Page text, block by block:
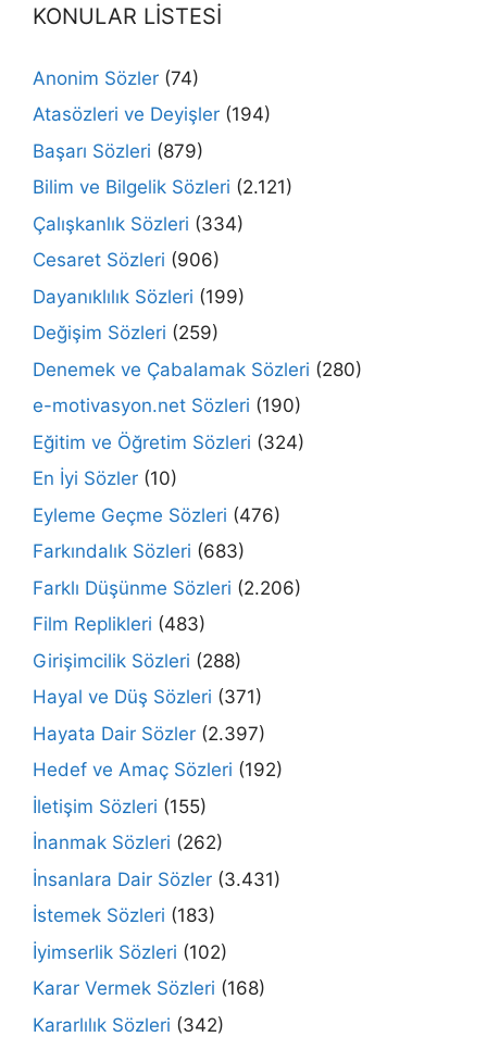
KONULAR LİSTESİ
Anonim Sözler (74)
Atasözleri ve Deyişler (194)
Başarı Sözleri (879)
Bilim ve Bilgelik Sözleri (2.121)
Çalışkanlık Sözleri (334)
Cesaret Sözleri (906)
Dayanıklılık Sözleri (199)
Değişim Sözleri (259)
Denemek ve Çabalamak Sözleri (280)
e-motivasyon.net Sözleri (190)
Eğitim ve Öğretim Sözleri (324)
En İyi Sözler (10)
Eyleme Geçme Sözleri (476)
Farkındalık Sözleri (683)
Farklı Düşünme Sözleri (2.206)
Film Replikleri (483)
Girişimcilik Sözleri (288)
Hayal ve Düş Sözleri (371)
Hayata Dair Sözler (2.397)
Hedef ve Amaç Sözleri (192)
İletişim Sözleri (155)
İnanmak Sözleri (262)
İnsanlara Dair Sözler (3.431)
İstemek Sözleri (183)
İyimserlik Sözleri (102)
Karar Vermek Sözleri (168)
Kararlılık Sözleri (342)